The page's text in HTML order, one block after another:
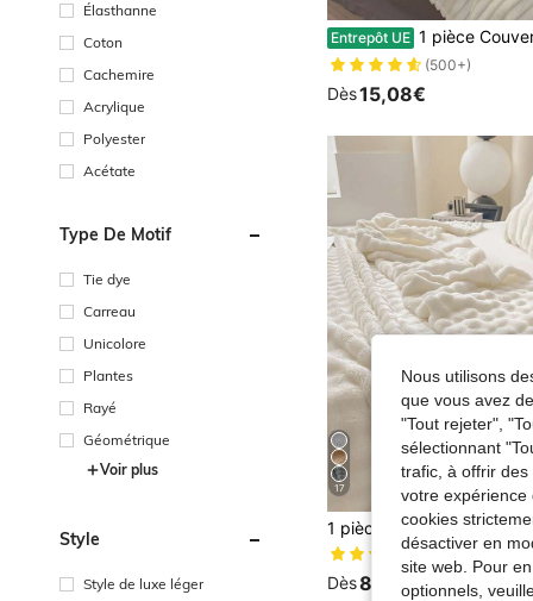
Élasthanne
Coton
Cachemire
Acrylique
Polyester
Acétate
Type De Motif
Tie dye
Carreau
Unicolore
Plantes
Rayé
Géométrique
Voir plus
Style
Style de luxe léger
Entrepôt UE 1 pièce Couverture en peluche moelleuse et confortable à rayures blanc lait, en polaire,
(500+)
Dès15,08€
17
(500+)
Dès8,18€
Nous utilisons
que vous avez
"Tout rejeter",
sélectionnant
trafic, à offrir
votre expérience
cookies
désactiver en
site web. Pour
optionnels,